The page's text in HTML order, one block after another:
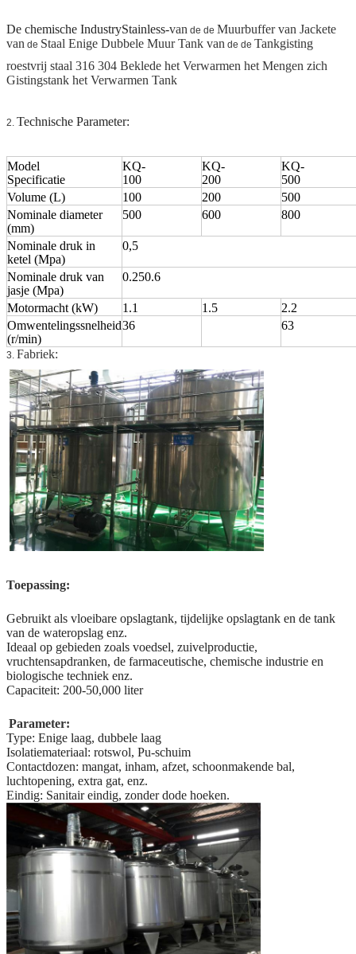
De chemische IndustryStainless-van de de Muurbuffer van Jackete
van de Staal Enige Dubbele Muur Tank van de de Tankgisting
roestvrij staal 316 304 Beklede het Verwarmen het Mengen zich
Gistingstank het Verwarmen Tank
2. Technische Parameter:
Model
Specificatie
KQ-
100
KQ-
200
KQ-
500
Volume (L)
100 200
500
Nominale diameter
(mm)
500 600 800
Nominale druk in
ketel (Mpa)
0,5
Nominale druk van
jasje (Mpa)
0.250.6
Motormacht (kW) 1.1 1.5
2.2
Omwentelingssnelheid
(r/min)
36 63
3. Fabriek:
Toepassing:
Gebruikt als vloeibare opslagtank, tijdelijke opslagtank en de tank
van de wateropslag enz.
Ideaal op gebieden zoals voedsel, zuivelproductie,
vruchtensapdranken, de farmaceutische, chemische industrie en
biologische techniek enz.
Capaciteit: 200-50,000 liter
Parameter:
Type: Enige laag, dubbele laag
Isolatiemateriaal: rotswol, Pu-schuim
Contactdozen: mangat, inham, afzet, schoonmakende bal,
luchtopening, extra gat, enz.
Eindig: Sanitair eindig, zonder dode hoeken.